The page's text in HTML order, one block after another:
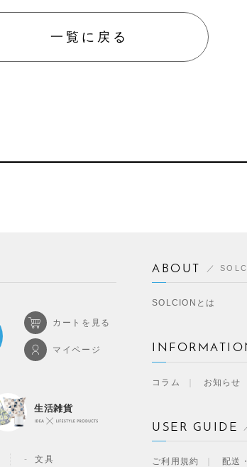
一覧に戻る
カートを見る
マイページ
生活雑貨
文具
ABOUT
SOLCIONとは
コラム お知らせ
USER GUIDE
ご利用規約 配送